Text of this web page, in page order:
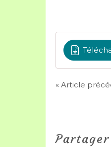
« Article